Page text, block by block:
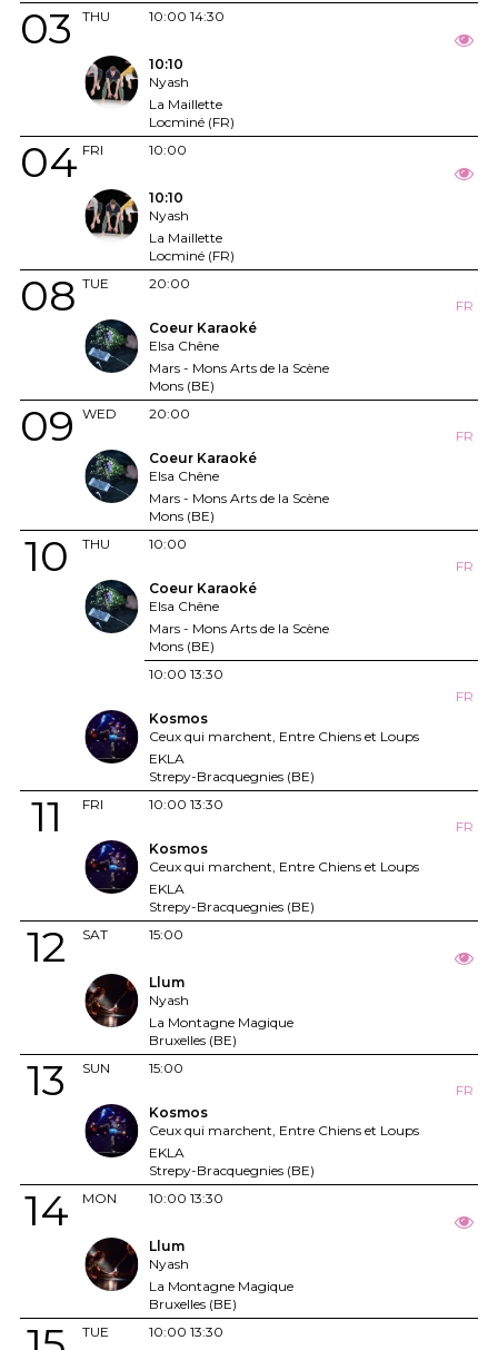
THU
03 10:00 14:30
10:10
Nyash
La Maillette
Locminé (FR)
FRI
04 10:00
10:10
Nyash
La Maillette
Locminé (FR)
TUE
08
20:00
FR
Coeur Karaoké
Elsa Chêne
Mars - Mons Arts de la Scène
Mons (BE)
WED
09
20:00
FR
Coeur Karaoké
Elsa Chêne
Mars - Mons Arts de la Scène
Mons (BE)
THU
10
10:00
FR
Coeur Karaoké
Elsa Chêne
Mars - Mons Arts de la Scène
Mons (BE)
10:00 13:30
FR
Kosmos
Ceux qui marchent, Entre Chiens et Loups
EKLA
Strepy-Bracquegnies (BE)
FRI
11 10:00 13:30
FR
Kosmos
Ceux qui marchent, Entre Chiens et Loups
EKLA
Strepy-Bracquegnies (BE)
SAT
12 15:00
Llum
Nyash
La Montagne Magique
Bruxelles (BE)
SUN
13
15:00
FR
Kosmos
Ceux qui marchent, Entre Chiens et Loups
EKLA
Strepy-Bracquegnies (BE)
MON
14 10:00 13:30
Llum
Nyash
La Montagne Magique
Bruxelles (BE)
TUE
10:00 13:30